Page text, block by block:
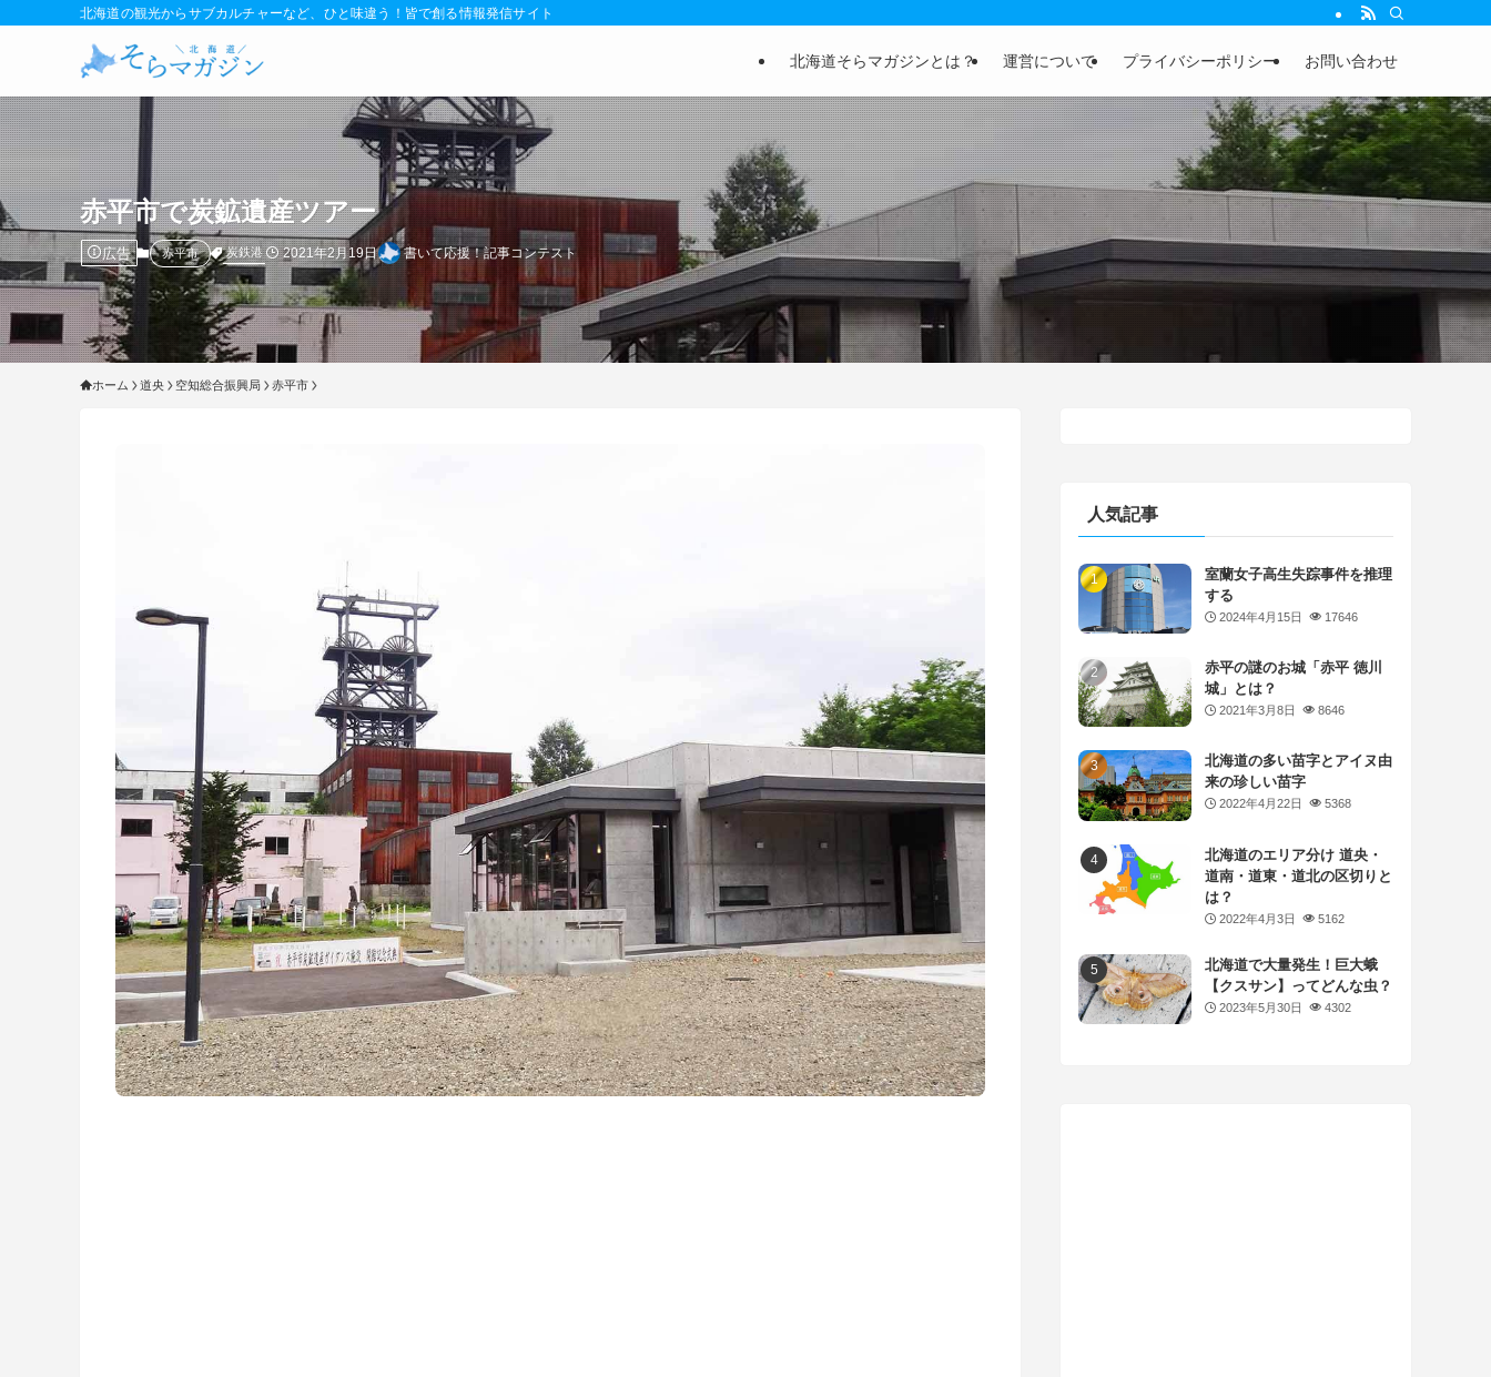
北海道の観光からサブカルチャーなど、ひと味違う！皆で創る情報発信サイト
北海道そらマガジンとは？ 運営について プライバシーポリシー お問い合わせ
赤平市で炭鉱遺産ツアー
広告 赤平市 炭鉄港 2021年2月19日 書いて応援！記事コンテスト
ホーム 道央 空知総合振興局 赤平市
人気記事
室蘭女子高生失踪事件を推理
する
2024年4月15日 17646
赤平の謎のお城「赤平 徳川
城」とは？
2021年3月8日 8646
北海道の多い苗字とアイヌ由
来の珍しい苗字
2022年4月22日 5368
北海道のエリア分け 道央・
道南・道東・道北の区切りと
は？
2022年4月3日 5162
北海道で大量発生！巨大蛾
【クスサン】ってどんな虫？
2023年5月30日 4302